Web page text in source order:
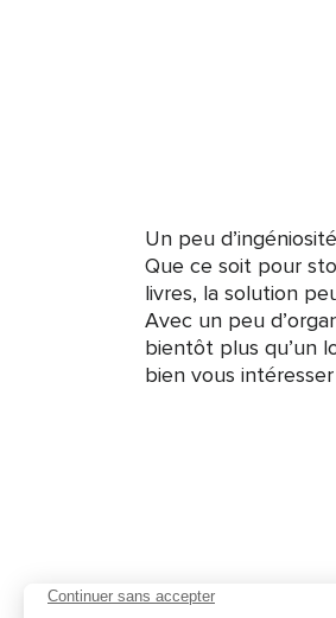
Un peu
Que ce soit pour
livres, la solution
Avec un peu
bientôt plus qu’un
bien vous